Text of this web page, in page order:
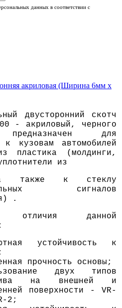
данных в соответствии с
двусторонний скотч
- акриловый, черного
для
к кузовам автомобилей
пластика (молдинги,
из
также к стеклу
сигналов
.
отличия данной
устойчивость к
прочность основы;
двух типов
на внешней и
поверхности - VR-
2;